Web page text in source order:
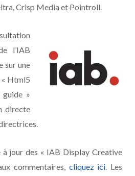
Crisp Media et Pointroll.
l’IAB
sur une
« Html5
»
directe
à jour des « IAB Display Creative
commentaires, cliquez ici. Les